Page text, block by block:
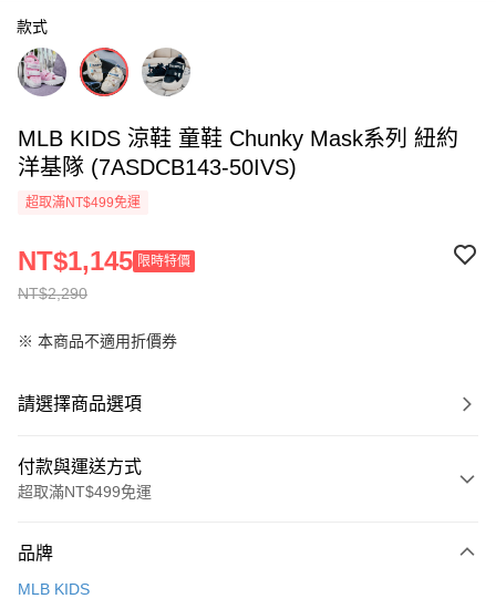
款式
MLB KIDS 涼鞋 童鞋 Chunky Mask系列 紐約
洋基隊 (7ASDCB143-50IVS)
超取滿NT$499免運
NT$2,290
NT$1,145 限時特價
※ 本商品不適用折價券
請選擇商品選項
付款與運送方式
超取滿NT$499免運
信用卡一次付款
品牌
MLB KIDS